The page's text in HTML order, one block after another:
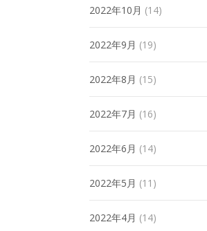
2022年10月 (14)
2022年9月 (19)
2022年8月 (15)
2022年7月 (16)
2022年6月 (14)
2022年5月 (11)
2022年4月 (14)